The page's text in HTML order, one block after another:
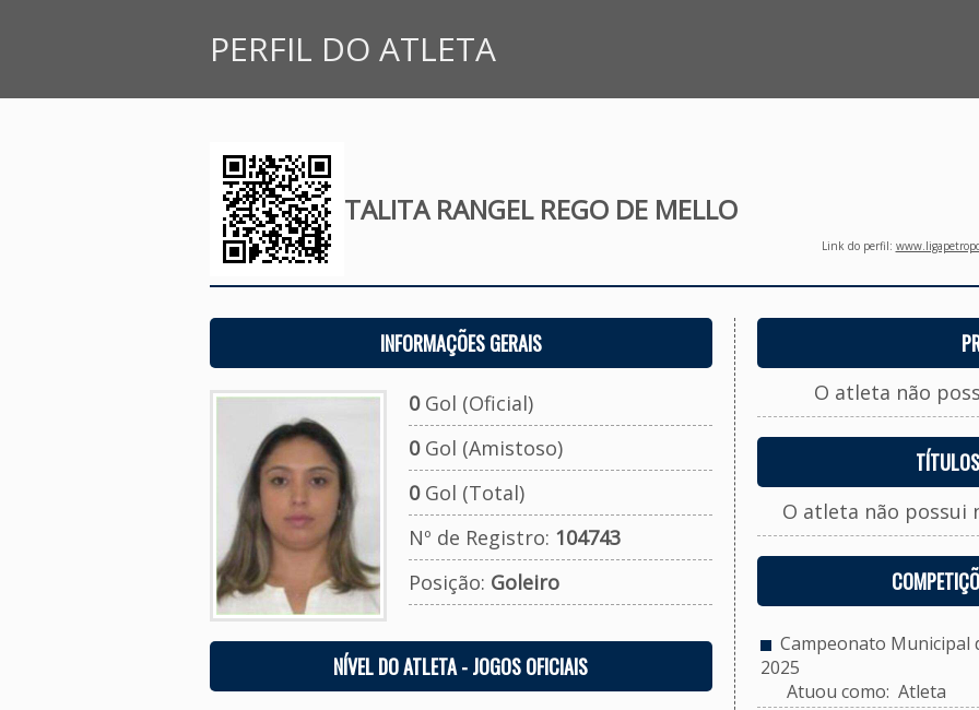
PERFIL DO ATLETA
TALITA RANGEL REGO DE MELLO
Link do perfil:
INFORMAÇÕES GERAIS
0Gol (Oficial)
0Gol (Amistoso)
0Gol (Total)
Nº de Registro: 104743
Posição: Goleiro
NÍVEL DO ATLETA - JOGOS OFICIAIS
O atleta não
O atleta não possui
Campeonato Municipal
2025
Atuou como: Atleta